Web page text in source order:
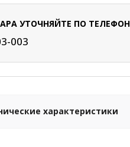
УТОЧНЯЙТЕ ПО
003
характеристики